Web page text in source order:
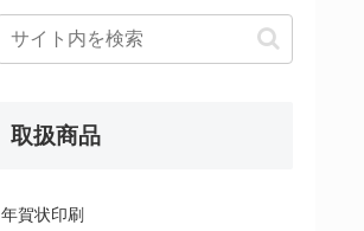
取扱商品
年賀状印刷